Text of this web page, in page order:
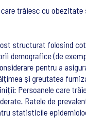
trăiesc cu obezitate
structurat folosind
demografice (de
pentru a
și greutatea
Persoanele care
Ratele de
statisticile